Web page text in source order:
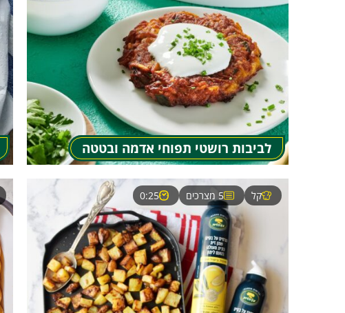
לביבות רושטי תפוחי אדמה ובטטה
קל 5 מצרכים 0:25